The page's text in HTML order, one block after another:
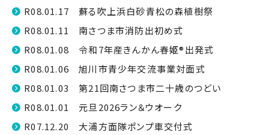
R08.01.17 蘇る吹上浜白砂青松の森植樹祭
R08.01.11 南さつま市消防出初め式
R08.01.08 令和7年産きんかん春姫®出発式
R08.01.06 旭川市青少年交流事業対面式
R08.01.03 第21回南さつま市二十歳のつどい
R08.01.01 元旦2026ラン＆ウオーク
R07.12.20 大浦方面隊ポンプ車交付式